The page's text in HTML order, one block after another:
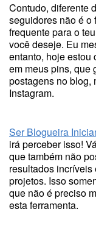
Contudo, diferente
seguidores não é o
frequente para o
você deseje. Eu
entanto, hoje estou
em meus pins, que
postagens no blog,
Instagram.
Ser Blogueira
irá perceber isso!
que também não
resultados incríveis
projetos. Isso
que não é preciso
esta ferramenta.